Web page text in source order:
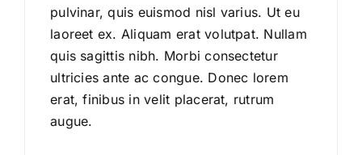
pulvinar, quis euismod nisl varius. Ut eu
laoreet ex. Aliquam erat volutpat. Nullam
quis sagittis nibh. Morbi consectetur
ultricies ante ac congue. Donec lorem
erat, finibus in velit placerat, rutrum
augue.